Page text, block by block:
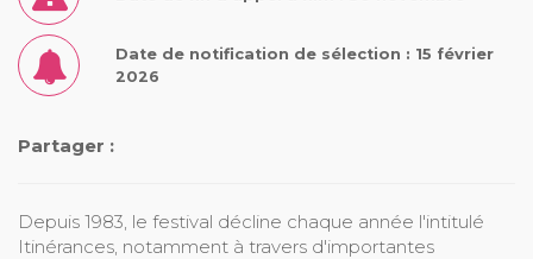
Date de notification de sélection : 15 février
2026
Partager :
Depuis 1983, le festival décline chaque année l'intitulé
Itinérances, notamment à travers d'importantes